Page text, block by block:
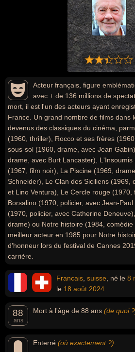
Acteur français, figure
avec + de 136 millions de
mort, il est l'un des acteurs ayant
France. Un grand nombre de films dans
devenus des classiques du cinéma,
(1960, thriller), Rocco et ses frères
sous-sol (1960, drame, avec Jean
drame, avec Burt Lancaster),
(1967, film noir), La Piscine (1969,
Schneider), Le Clan des Siciliens (1969,
et Lino Ventura), Le Cercle rouge (1970,
Borsalino (1970, policier, avec Jean-
(1970, policier, avec Catherine
drame) ou Notre histoire (1984,
meilleur acteur en 1985 pour Notre
d'honneur lors du festival de Cannes
carrière.
Francais suisse , né le 8
le 18 août 2024
88
ans
Mort à l'âge de 88 ans (de quoi
Enterré (où exactement ?)